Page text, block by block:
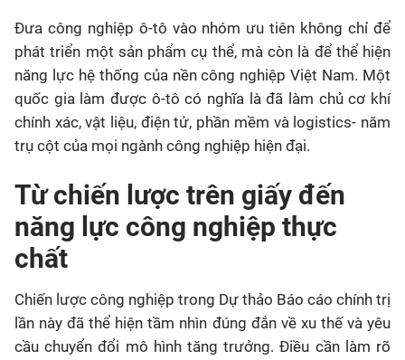
Đưa công nghiệp ô-tô vào nhóm ưu tiên không chỉ để
phát triển một sản phẩm cụ thể, mà còn là để thể hiện
năng lực hệ thống của nền công nghiệp Việt Nam. Một
quốc gia làm được ô-tô có nghĩa là đã làm chủ cơ khí
chính xác, vật liệu, điện tử, phần mềm và logistics- năm
trụ cột của mọi ngành công nghiệp hiện đại.
Từ chiến lược trên giấy đến
năng lực công nghiệp thực
chất
Chiến lược công nghiệp trong Dự thảo Báo cáo chính trị
lần này đã thể hiện tầm nhìn đúng đắn về xu thế và yêu
cầu chuyển đổi mô hình tăng trưởng. Điều cần làm rõ